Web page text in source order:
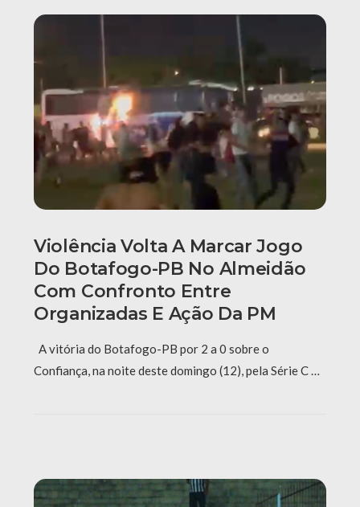
Violência Volta A Marcar Jogo
Do Botafogo-PB No Almeidão
Com Confronto Entre
Organizadas E Ação Da PM
A vitória do Botafogo-PB por 2 a 0 sobre o
Confiança, na noite deste domingo (12), pela Série C …